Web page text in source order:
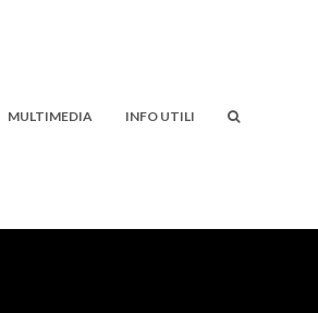
MULTIMEDIA INFO UTILI